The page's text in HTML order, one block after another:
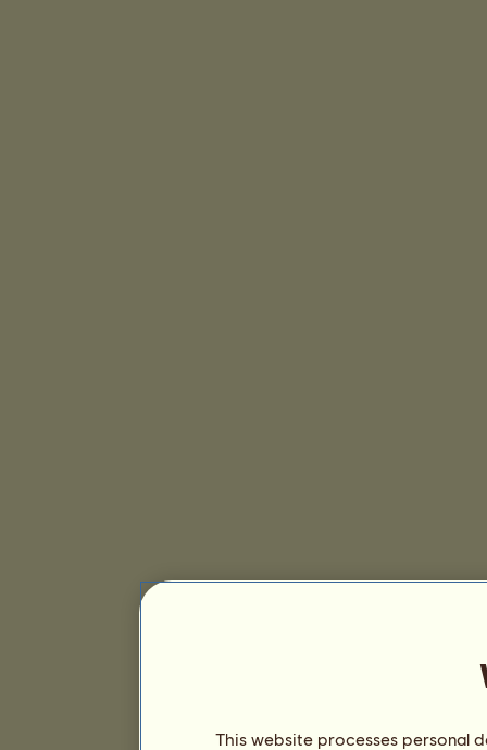
This website processes personal